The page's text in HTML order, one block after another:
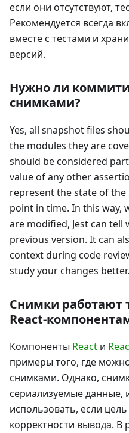
если они отсутствуют,
Рекомендуется всегда
вместе с тестами и
версий.
Нужно ли
снимками?
Yes, all snapshot files
the modules they are
should be considered
value of any other
represent the state of the
point in time. In this way,
are modified, Jest can
previous version. It can
context during code
study your changes better.
Снимки работают
React-
Компоненты React и
примеры того, где
снимками. Однако,
сериализуемые данные,
использовать, если
корректности вывода. В